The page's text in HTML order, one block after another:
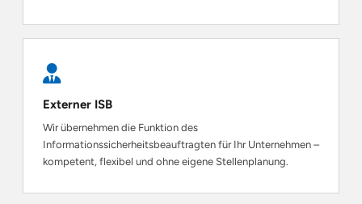
Externer ISB
Wir übernehmen die Funktion des
Informationssicherheitsbeauftragten für Ihr Unternehmen –
kompetent, flexibel und ohne eigene Stellenplanung.